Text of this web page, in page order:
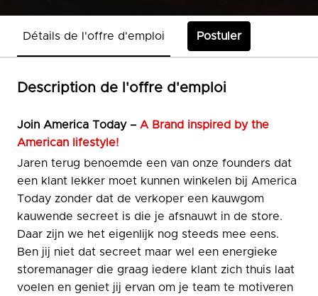
Détails de l'offre d'emploi Postuler
Description de l'offre d'emploi
Join America Today – A Brand inspired by the
American lifestyle!
Jaren terug benoemde een van onze founders dat
een klant lekker moet kunnen winkelen bij America
Today zonder dat de verkoper een kauwgom
kauwende secreet is die je afsnauwt in de store.
Daar zijn we het eigenlijk nog steeds mee eens.
Ben jij niet dat secreet maar wel een energieke
storemanager die graag iedere klant zich thuis laat
voelen en geniet jij ervan om je team te motiveren